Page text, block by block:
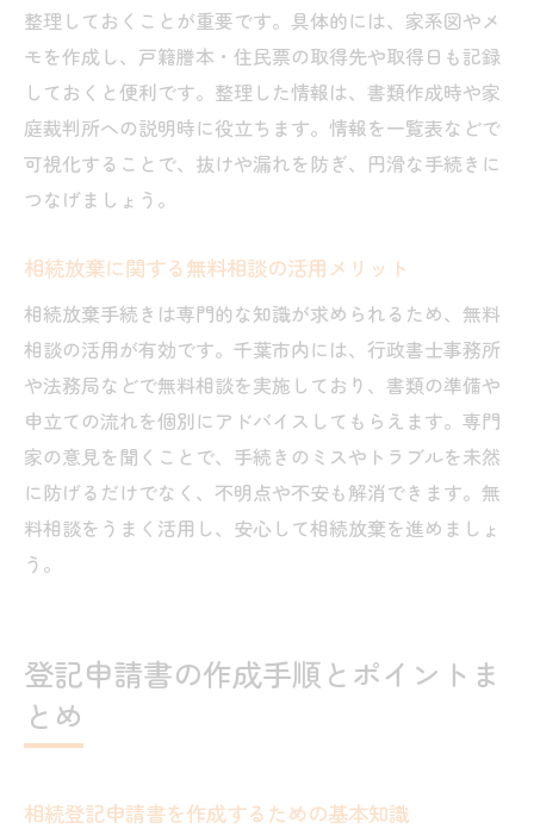
整理しておくことが重要です。具体的には、家系図やメ
モを作成し、戸籍謄本・住民票の取得先や取得日も記録
しておくと便利です。整理した情報は、書類作成時や家
庭裁判所への説明時に役立ちます。情報を一覧表などで
可視化することで、抜けや漏れを防ぎ、円滑な手続きに
つなげましょう。
相続放棄に関する無料相談の活用メリット
相続放棄手続きは専門的な知識が求められるため、無料
相談の活用が有効です。千葉市内には、行政書士事務所
や法務局などで無料相談を実施しており、書類の準備や
申立ての流れを個別にアドバイスしてもらえます。専門
家の意見を聞くことで、手続きのミスやトラブルを未然
に防げるだけでなく、不明点や不安も解消できます。無
料相談をうまく活用し、安心して相続放棄を進めましょ
う。
登記申請書の作成手順とポイントま
とめ
相続登記申請書を作成するための基本知識